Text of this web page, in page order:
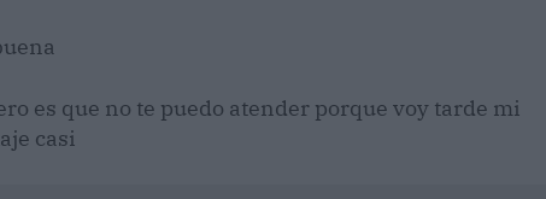
es que no te puedo atender porque voy tarde mi
casi